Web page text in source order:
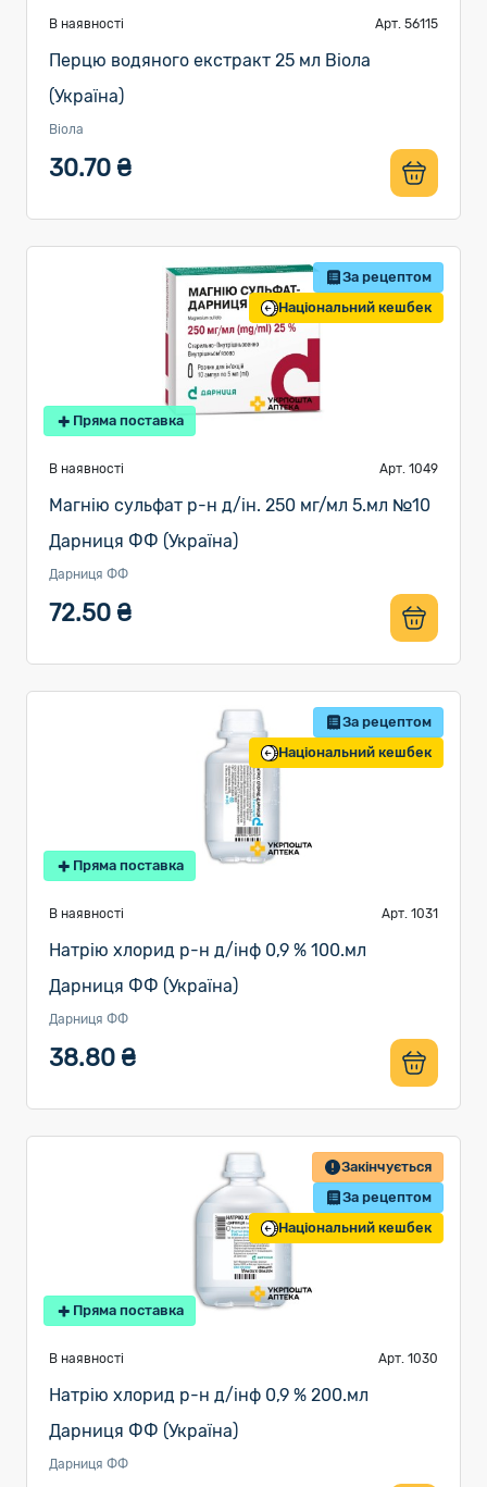
В наявності Арт. 56115
Перцю водяного екстракт 25 мл Віола
(Україна)
Віола
30.70 ₴
За рецептом
Національний кешбек
Пряма поставка
В наявності Арт. 1049
Магнію сульфат р-н д/ін. 250 мг/мл 5.мл №10
Дарниця ФФ (Україна)
Дарниця ФФ
72.50 ₴
За рецептом
Національний кешбек
Пряма поставка
В наявності Арт. 1031
Натрію хлорид р-н д/інф 0,9 % 100.мл
Дарниця ФФ (Україна)
Дарниця ФФ
38.80 ₴
Закінчується
За рецептом
Національний кешбек
Пряма поставка
В наявності Арт. 1030
Натрію хлорид р-н д/інф 0,9 % 200.мл
Дарниця ФФ (Україна)
Дарниця ФФ